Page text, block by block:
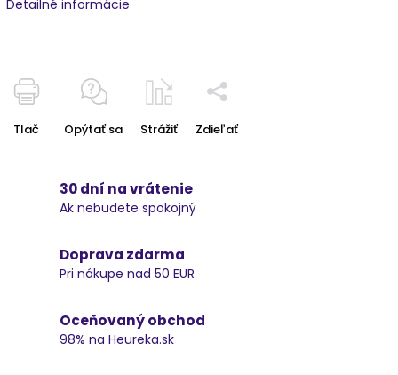
Detailné informácie
Tlač Opýtať sa Strážiť Zdieľať
30 dní na vrátenie
Ak nebudete spokojný
Doprava zdarma
Pri nákupe nad 50 EUR
Oceňovaný obchod
98% na Heureka.sk